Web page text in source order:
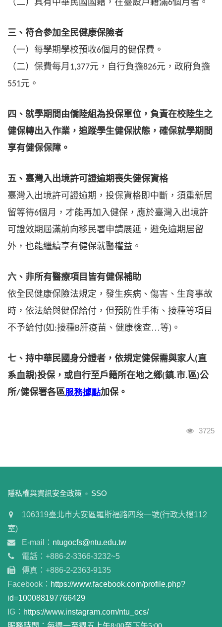
（二）具有中華民國國籍，在臺設戶籍滿6個月者。
三、符合參加全民健康保險者
（一）每學期學校預收6個月的健保費。
（二）保費每月 1,377元，自行負擔826元，政府負擔
551元。
四、就學期間由僑陸組為投保單位，負責在校陸生之
健保轉出入作業，追蹤學生健保狀態，確保就學期間
享有健保保障。
五、臺灣入出境許可證逾期喪失健保資格
臺灣入出境許可證逾期，投保資格即中斷，須重新居
留等待6個月，才能再加入健保，應於臺灣入出境許
可證效期屆滿前向移民署申請展延，避免逾期居留
外，也能繼續享有健保就醫權益。
六、非所有醫療項目皆有健保補助
依全民健康保險法規定，發生疾病、傷害、生育事故
時，依法給與健保給付，但預防性手術、接種等項目
不予給付(如 :接種B肝疫苗、健康檢查…等) 。
七、持中華民國身分證者，依規定健保需與家人(直
系血親)投保，或自行至戶籍所在地之鄉(鎮.市.區)公
所/健保署各區服務據點加保。
瀏覽人
3725
:::
隱私權與資訊安全政策 SSO
106319臺北市大安區羅斯福路四段一號(行政大樓112
室)
E-mail： ntugocfs@ntu.edu.tw
電話：+886-2-3366-3232~5
傳真：+886-2-2363-9135
Facebook： https://www.facebook.com/profile.php?
id=100088197766429
IG： https://www.instagram.com/ntu_ocs/